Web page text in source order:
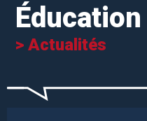
Éducation
> Actualités